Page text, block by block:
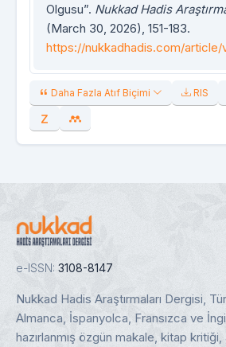
Olgusu”. Nukkad Hadis
(March 30, 2026), 151-183.
https://nukkadhadis.com/article/
Daha Fazla Atıf Biçimi RIS
e-ISSN: 3108-8147
Nukkad Hadis Araştırmaları Dergisi,
Almanca, İspanyolca, Fransızca ve
hazırlanmış özgün makale, kitap kritiği,